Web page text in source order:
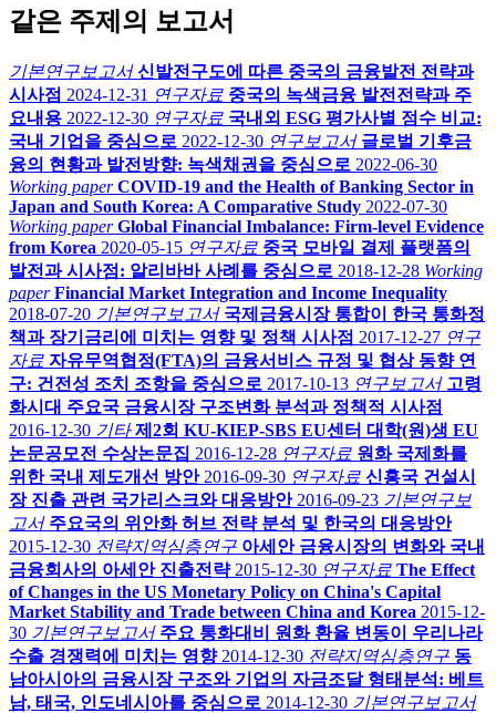
같은 주제의 보고서
기본연구보고서 신발전구도에 따른 중국의 금융발전 전략과
시사점 2024-12-31 연구자료 중국의 녹색금융 발전전략과 주
요내용 2022-12-30 연구자료 국내외 ESG 평가사별 점수 비교:
국내 기업을 중심으로 2022-12-30 연구보고서 글로벌 기후금
융의 현황과 발전방향: 녹색채권을 중심으로 2022-06-30
Working paper COVID-19 and the Health of Banking Sector in
Japan and South Korea: A Comparative Study 2022-07-30
Working paper Global Financial Imbalance: Firm-level Evidence
from Korea 2020-05-15 연구자료 중국 모바일 결제 플랫폼의
발전과 시사점: 알리바바 사례를 중심으로 2018-12-28 Working
paper Financial Market Integration and Income Inequality
2018-07-20 기본연구보고서 국제금융시장 통합이 한국 통화정
책과 장기금리에 미치는 영향 및 정책 시사점 2017-12-27 연구
자료 자유무역협정(FTA)의 금융서비스 규정 및 협상 동향 연
구: 건전성 조치 조항을 중심으로 2017-10-13 연구보고서 고령
화시대 주요국 금융시장 구조변화 분석과 정책적 시사점
2016-12-30 기타 제2회 KU-KIEP-SBS EU센터 대학(원)생 EU
논문공모전 수상논문집 2016-12-28 연구자료 원화 국제화를
위한 국내 제도개선 방안 2016-09-30 연구자료 신흥국 건설시
장 진출 관련 국가리스크와 대응방안 2016-09-23 기본연구보
고서 주요국의 위안화 허브 전략 분석 및 한국의 대응방안
2015-12-30 전략지역심층연구 아세안 금융시장의 변화와 국내
금융회사의 아세안 진출전략 2015-12-30 연구자료 The Effect
of Changes in the US Monetary Policy on China's Capital
Market Stability and Trade between China and Korea 2015-12-
30 기본연구보고서 주요 통화대비 원화 환율 변동이 우리나라
수출 경쟁력에 미치는 영향 2014-12-30 전략지역심층연구 동
남아시아의 금융시장 구조와 기업의 자금조달 형태분석: 베트
남, 태국, 인도네시아를 중심으로 2014-12-30 기본연구보고서